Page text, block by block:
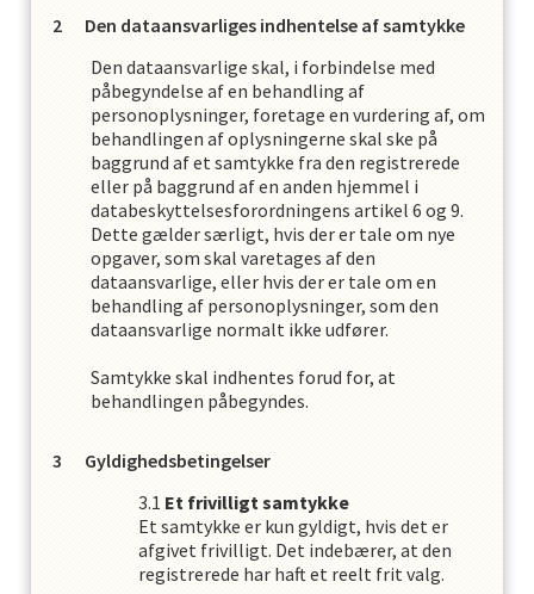
Den dataansvarliges indhentelse af samtykke
Den dataansvarlige skal, i forbindelse med
påbegyndelse af en behandling af
personoplysninger, foretage en vurdering af, om
behandlingen af oplysningerne skal ske på
baggrund af et samtykke fra den registrerede
eller på baggrund af en anden hjemmel i
databeskyttelsesforordningens artikel 6 og 9.
Dette gælder særligt, hvis der er tale om nye
opgaver, som skal varetages af den
dataansvarlige, eller hvis der er tale om en
behandling af personoplysninger, som den
dataansvarlige normalt ikke udfører.
Samtykke skal indhentes forud for, at
behandlingen påbegyndes.
Gyldighedsbetingelser
Et frivilligt samtykke
Et samtykke er kun gyldigt, hvis det er
afgivet frivilligt. Det indebærer, at den
registrerede har haft et reelt frit valg.